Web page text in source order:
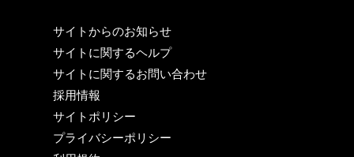
サイトからのお知らせ
サイトに関するヘルプ
サイトに関するお問い合わせ
採用情報
サイトポリシー
プライバシーポリシー